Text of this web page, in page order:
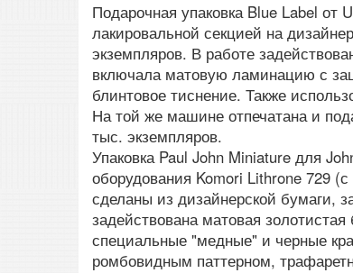
Подарочная упаковка Blue Label от
лакировальной секцией на
экземпляров. В работе
включала матовую ламинацию с
блинтовое тиснение. Также
На той же машине отпечатана и
тыс. экземпляров.
Упаковка Paul John Miniature для
оборудования Komori Lithrone 729
сделаны из дизайнерской бумаги,
задействована матовая
специальные "медные" и черные
ромбовидным паттерном,